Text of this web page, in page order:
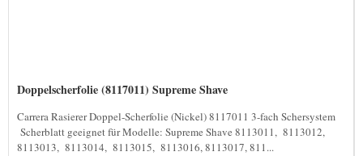
Doppelscherfolie (8117011) Supreme Shave
Carrera Rasierer Doppel-Scherfolie (Nickel) 8117011 3-fach Schersystem
Scherblatt geeignet für Modelle: Supreme Shave 8113011, 8113012,
8113013, 8113014, 8113015, 8113016, 8113017, 811...